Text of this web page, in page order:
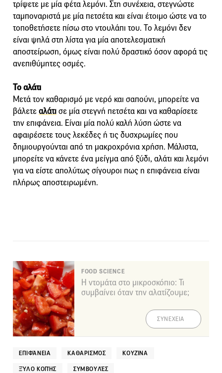
τρίψετε με μία φέτα λεμόνι. Στη συνέχεια, στεγνώστε
ταμποναριστά με μία πετσέτα και είναι έτοιμο ώστε να το
τοποθετήσετε πίσω στο ντουλάπι του. Το λεμόνι δεν
είναι ψηλά στη λίστα για μία αποτελεσματική
αποστείρωση, όμως είναι πολύ δραστικό όσον αφορά τις
ανεπιθύμητες οσμές.
Το αλάτι
Μετά τον καθαρισμό με νερό και σαπούνι, μπορείτε να
βάλετεαλάτισε μία στεγνή πετσέτα και να καθαρίσετε
την επιφάνεια. Είναι μία πολύ καλή λύση ώστε να
αφαιρέσετε τους λεκέδες ή τις δυσχρωμίες που
δημιουργούνται από τη μακροχρόνια χρήση. Μάλιστα,
μπορείτε να κάνετε ένα μείγμα από ξύδι, αλάτι και λεμόνι
για να είστε απολύτως σίγουροι πως η επιφάνεια είναι
πλήρως αποστειρωμένη.
FOOD SCIENCE
Η ντομάτα στο μικροσκόπιο: Τι
συμβαίνει όταν την αλατίζουμε;
ΣΥΝΕΧΕΙΑ
ΕΠΙΦΆΝΕΙΑ ΚΑΘΑΡΙΣΜΌΣ ΚΟΥΖΊΝΑ
ΞΎΛΟ ΚΟΠΉΣ ΣΥΜΒΟΥΛΈΣ